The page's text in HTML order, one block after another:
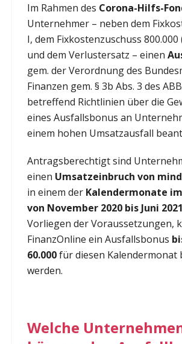
Im Rahmen des Corona-Hilfs-
Unternehmer – neben dem
I, dem Fixkostenzuschuss 800.000
und dem Verlustersatz – einen
gem. der Verordnung des
Finanzen gem. § 3b Abs. 3 des
betreffend Richtlinien über die
eines Ausfallsbonus an
einem hohen Umsatzausfall
Antragsberechtigt sind
einen Umsatzeinbruch von
in einem der Kalendermonate
von November 2020 bis Juni 2021
Vorliegen der Voraussetzungen,
FinanzOnline ein Ausfallsbonus
60.000für diesen Kalendermonat
werden.
Welche